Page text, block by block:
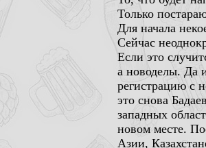
Только
Для начала
Сейчас
Если это
а новоделы. Да
регистрацию с
это снова
западных
новом месте.
Азии,